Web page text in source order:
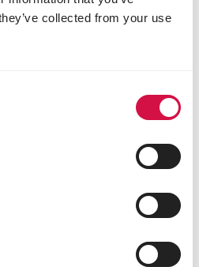
collected from your use
cynku) 23 mg
oglądali również: